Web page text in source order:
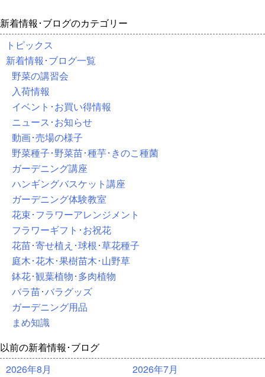
新着情報･ブログのカテゴリー
トピックス
新着情報･ブログ一覧
野菜の講習会
入荷情報
イベント･お買い得情報
ニュース･お知らせ
動画･売場の様子
野菜種子･野菜苗･種芋･きのこ種菌
ガーデニング講座
ハンギングバスケット講座
ガーデニング体験教室
花束･フラワーアレンジメント
フラワーギフト･お祝花
花苗･寄せ植え･球根･草花種子
庭木･花木･果樹苗木･山野草
鉢花･観葉植物･多肉植物
バラ苗･バラグッズ
ガーデニング用品
まめ知識
以前の新着情報･ブログ
2026年8月
2026年7月